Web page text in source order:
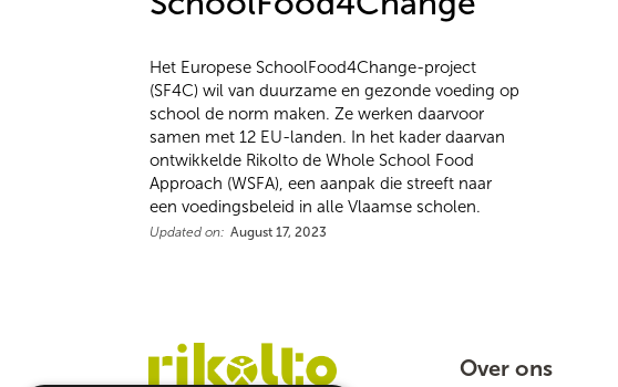
Het Europese SchoolFood4Change-project
(SF4C) wil van duurzame en gezonde voeding op
school de norm maken. Ze werken daarvoor
samen met 12 EU-landen. In het kader daarvan
ontwikkelde Rikolto de Whole School Food
Approach (WSFA), een aanpak die streeft naar
een voedingsbeleid in alle Vlaamse scholen.
Updated on: August 17, 2023
Over ons